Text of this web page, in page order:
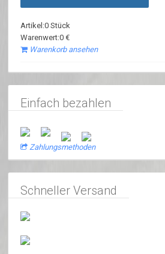
Artikel:0 Stück
Warenwert:0 €
Warenkorb ansehen
Einfach bezahlen
Zahlungsmethoden
Schneller Versand